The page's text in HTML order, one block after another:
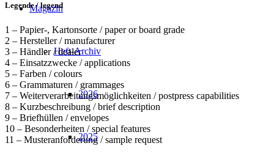
Magazin
Heft-Archiv
2026
2025
Legende / legend
1 – Papier-, Kartonsorte / paper or board grade
2 – Hersteller / manufacturer
3 – Händler / dealer
4 – Einsatzzwecke / applications
5 – Farben / colours
6 – Grammaturen / grammages
7 – Weiterverarbeitungsmöglichkeiten / postpress capabilities
8 – Kurzbeschreibung / brief description
9 – Briefhüllen / envelopes
10 – Besonderheiten / special features
11 – Musteranforderung / sample request